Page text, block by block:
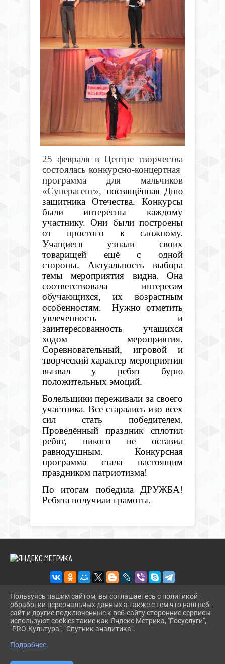
25 февраля в Центре творчества
состоялась конкурсно-концертная
программа для мальчиков
«Суперагент», посвящённая Дню
защитника Отечества. Конкурсы
были интересны каждому
участнику. Они были построены
от простого к сложному.
Учащиеся узнали своих
товарищей ещё с одной
стороны. Актуальность выбора
темы мероприятия видна. Она
соответствовала интересам
обучающихся, их возрастным
особенностям.
Нужно отметить
увлеченность и
заинтересованность учащихся
ходом мероприятия.
Соревновательный, игровой и
творческий характер мероприятия
вызвал у ребят бурю
положительных эмоций.
Болельщики переживали за своего
участника. Все старались изо всех
сил стать победителем.
Проведённый праздник сплотил
ребят, никого не оставил
равнодушным. Конкурсная
программа стала настоящим
праздником патриотизма!
По итогам победила ДРУЖБА!
Ребята получили грамоты.
2026 Г. CT.UODINSKOI.RU
ВХОД
КАРТА САЙТА
СДЕЛАНО НА KUBCMS
Пользуясь нашим сайтом, вы соглашаетесь с политикой
обработки персональных данных а также с тем что наш веб-
сайт и другие подключенные к веб-сайту сторонние сервисы
используют cookies такие как Яндекс Метрика, "Госуслуги",
"PRO.Культура", "Спутник аналитика".
Подробнее